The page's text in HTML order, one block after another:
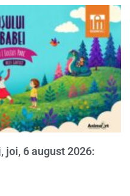
joi, 6 august 2026: